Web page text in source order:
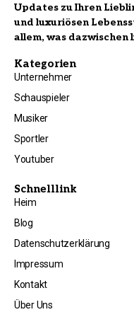
Updates zu Ihren
und luxuriösen
allem, was dazwischen
Kategorien
Unternehmer
Schauspieler
Musiker
Sportler
Youtuber
Schnelllink
Heim
Blog
Datenschutzerklärung
Impressum
Kontakt
Über Uns